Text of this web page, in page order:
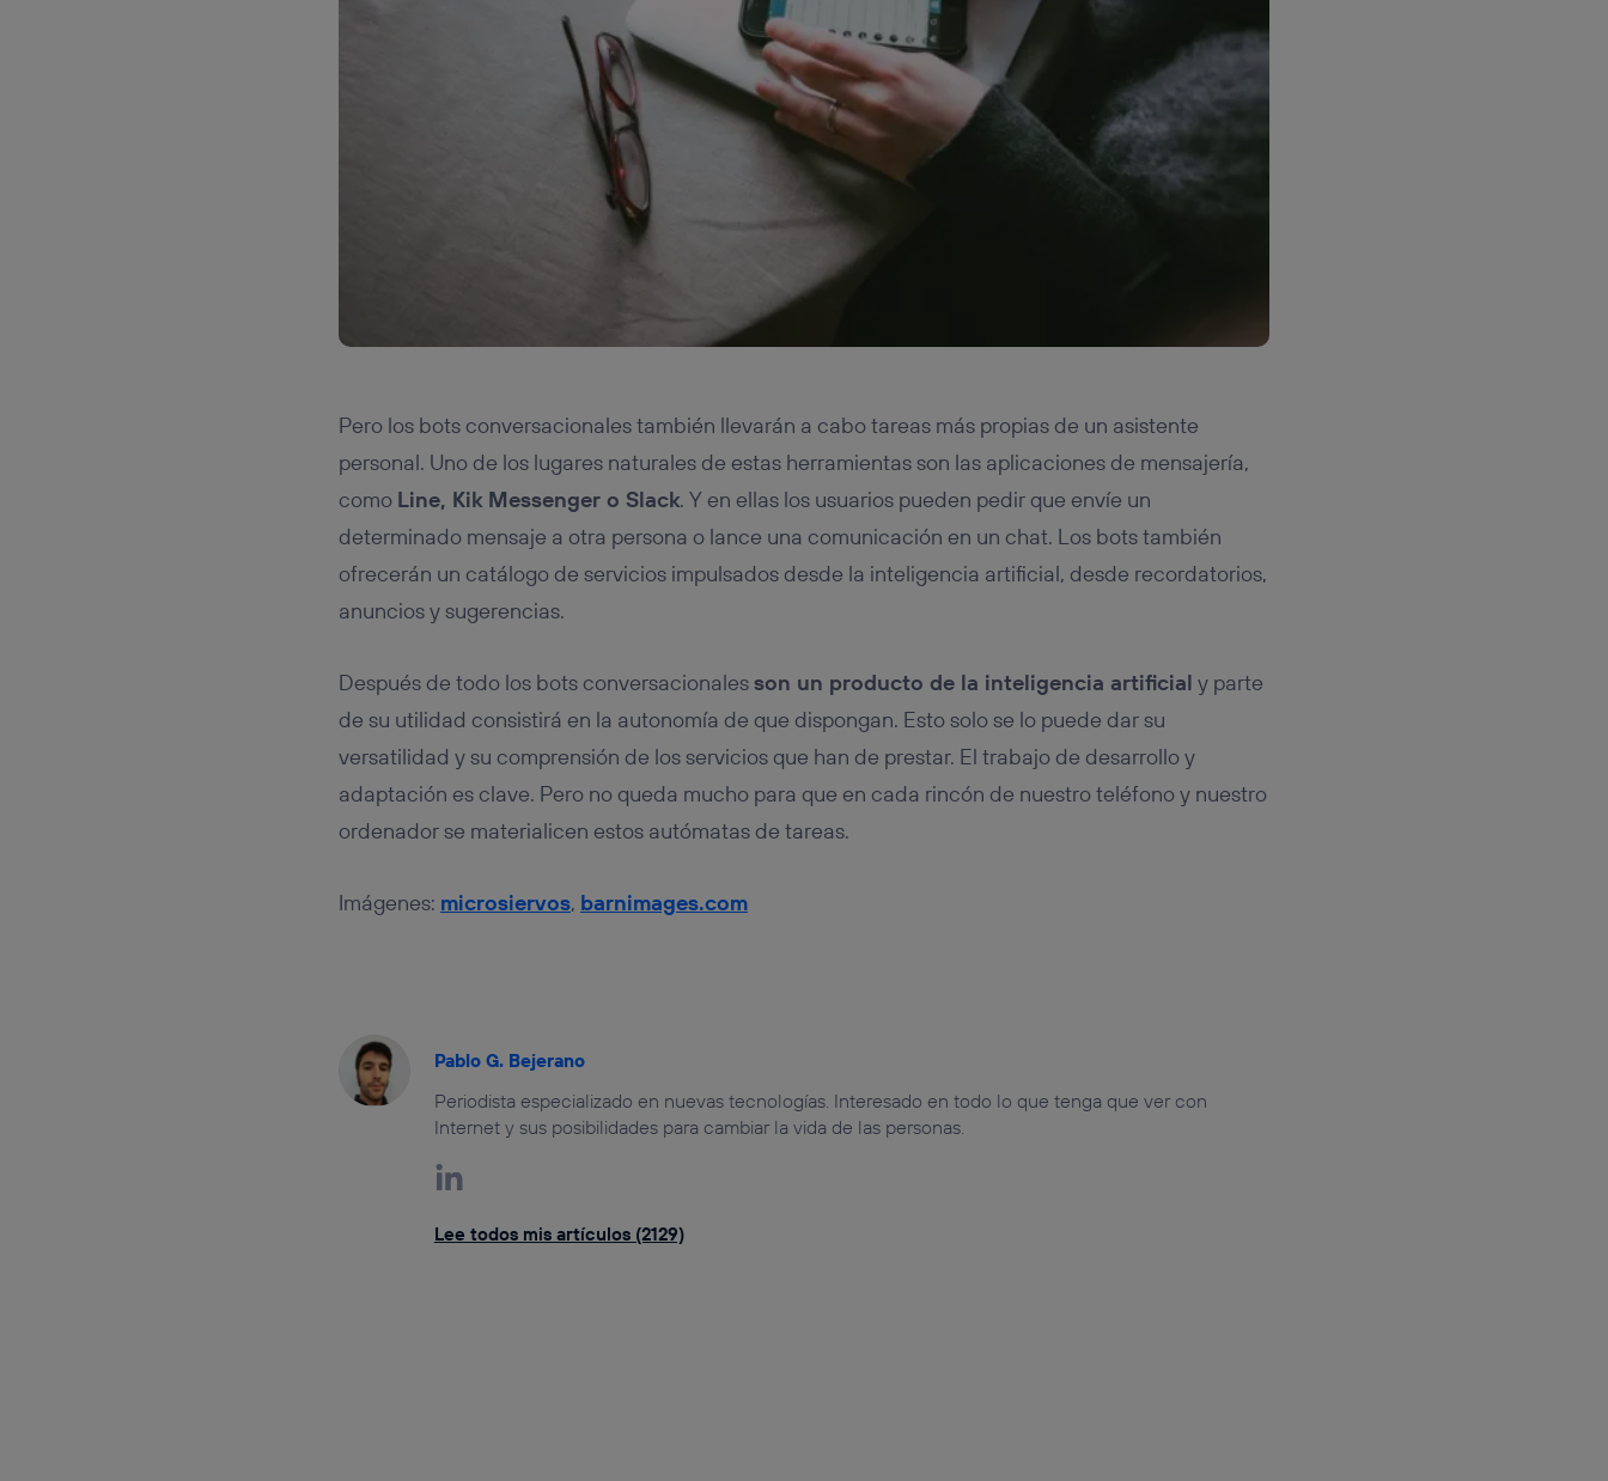
Pero los bots conversacionales también llevarán a cabo tareas más propias de un asistente
personal. Uno de los lugares naturales de estas herramientas son las aplicaciones de mensajería,
como Line, Kik Messenger o Slack. Y en ellas los usuarios pueden pedir que envíe un
determinado mensaje a otra persona o lance una comunicación en un chat. Los bots también
ofrecerán un catálogo de servicios impulsados desde la inteligencia artificial, desde recordatorios,
anuncios y sugerencias.
Después de todo los bots conversacionalesson un producto de la inteligencia artificial y parte
de su utilidad consistirá en la autonomía de que dispongan. Esto solo se lo puede dar su
versatilidad y su comprensión de los servicios que han de prestar. El trabajo de desarrollo y
adaptación es clave. Pero no queda mucho para que en cada rincón de nuestro teléfono y nuestro
ordenador se materialicen estos autómatas de tareas.
Imágenes: microsiervos, barnimages.com
Pablo G. Bejerano
Periodista especializado en nuevas tecnologías. Interesado en todo lo que tenga que ver con
Internet y sus posibilidades para cambiar la vida de las personas.
Lee todos mis artículos (2129)